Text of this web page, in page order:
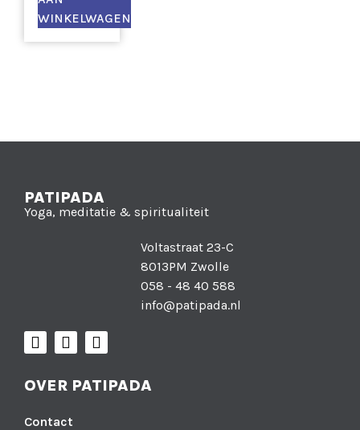
WINKELWAGEN
PATIPADA
Yoga, meditatie & spiritualiteit
Voltastraat 23-C
8013PM Zwolle
058 - 48 40 588
info@patipada.nl
OVER PATIPADA
Contact